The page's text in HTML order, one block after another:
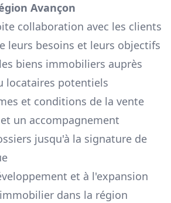
Avançon
collaboration avec les clients
leurs besoins et leurs objectifs
biens immobiliers auprès
locataires potentiels
et conditions de la vente
un accompagnement
jusqu'à la signature de
et à l'expansion
dans la région